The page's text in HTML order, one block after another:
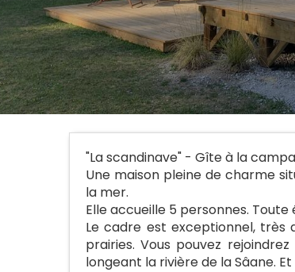
"La scandinave" - Gîte à la
Une maison pleine de charme
la mer.
Elle accueille 5 personnes. Toute
Le cadre est exceptionnel, très
prairies. Vous pouvez
longeant la rivière de la Sâane.